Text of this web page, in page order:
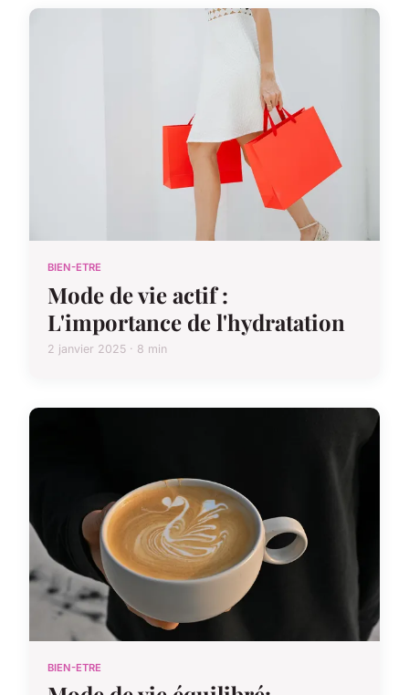
BIEN-ETRE
Mode de vie actif :
L'importance de l'hydratation
2 janvier 2025 · 8 min
BIEN-ETRE